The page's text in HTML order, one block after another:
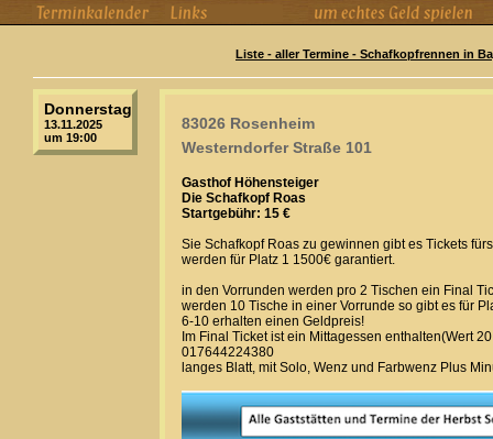
Liste - aller Termine - Schafkopfrennen in
Donnerstag
13.11.2025
um 19:00
83026 Rosenheim
Westerndorfer Straße 101
Gasthof Höhensteiger
Die Schafkopf Roas
Startgebühr: 15 €
Sie Schafkopf Roas zu gewinnen gibt es Tickets
werden für Platz 1 1500€ garantiert.
in den Vorrunden werden pro 2 Tischen ein Final
werden 10 Tische in einer Vorrunde so gibt es für
6-10 erhalten einen Geldpreis!
Im Final Ticket ist ein Mittagessen enthalten(Wert
017644224380
langes Blatt, mit Solo, Wenz und Farbwenz Plus